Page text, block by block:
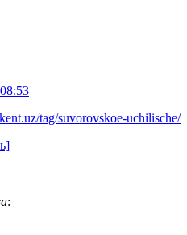
tag/suvorovskoe-uchilische/
: